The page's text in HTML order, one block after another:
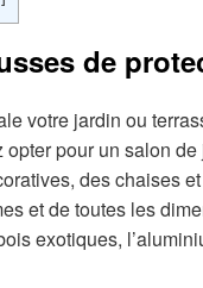
de
votre jardin ou
pour un salon
des chaises
et de toutes les
exotiques,